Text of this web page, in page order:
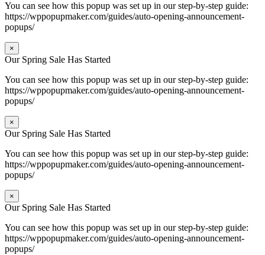
You can see how this popup was set up in our step-by-step guide:
https://wppopupmaker.com/guides/auto-opening-announcement-
popups/
×
Our Spring Sale Has Started
You can see how this popup was set up in our step-by-step guide:
https://wppopupmaker.com/guides/auto-opening-announcement-
popups/
×
Our Spring Sale Has Started
You can see how this popup was set up in our step-by-step guide:
https://wppopupmaker.com/guides/auto-opening-announcement-
popups/
×
Our Spring Sale Has Started
You can see how this popup was set up in our step-by-step guide:
https://wppopupmaker.com/guides/auto-opening-announcement-
popups/